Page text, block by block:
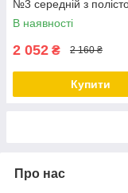
№3 середній з
гнізді з ротангу, 45 см
В наявності
2 052 ₴ 2 160 ₴
Купити
Про нас